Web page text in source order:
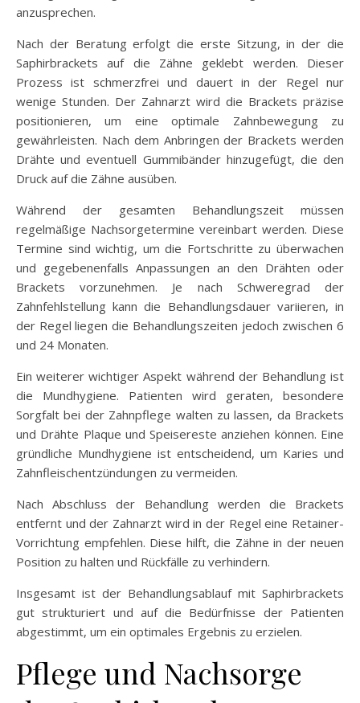
anzusprechen.
Nach der Beratung erfolgt die erste Sitzung, in der die
Saphirbrackets auf die Zähne geklebt werden. Dieser
Prozess ist schmerzfrei und dauert in der Regel nur
wenige Stunden. Der Zahnarzt wird die Brackets präzise
positionieren, um eine optimale Zahnbewegung zu
gewährleisten. Nach dem Anbringen der Brackets werden
Drähte und eventuell Gummibänder hinzugefügt, die den
Druck auf die Zähne ausüben.
Während der gesamten Behandlungszeit müssen
regelmäßige Nachsorgetermine vereinbart werden. Diese
Termine sind wichtig, um die Fortschritte zu überwachen
und gegebenenfalls Anpassungen an den Drähten oder
Brackets vorzunehmen. Je nach Schweregrad der
Zahnfehlstellung kann die Behandlungsdauer variieren, in
der Regel liegen die Behandlungszeiten jedoch zwischen 6
und 24 Monaten.
Ein weiterer wichtiger Aspekt während der Behandlung ist
die Mundhygiene. Patienten wird geraten, besondere
Sorgfalt bei der Zahnpflege walten zu lassen, da Brackets
und Drähte Plaque und Speisereste anziehen können. Eine
gründliche Mundhygiene ist entscheidend, um Karies und
Zahnfleischentzündungen zu vermeiden.
Nach Abschluss der Behandlung werden die Brackets
entfernt und der Zahnarzt wird in der Regel eine Retainer-
Vorrichtung empfehlen. Diese hilft, die Zähne in der neuen
Position zu halten und Rückfälle zu verhindern.
Insgesamt ist der Behandlungsablauf mit Saphirbrackets
gut strukturiert und auf die Bedürfnisse der Patienten
abgestimmt, um ein optimales Ergebnis zu erzielen.
Pflege und Nachsorge